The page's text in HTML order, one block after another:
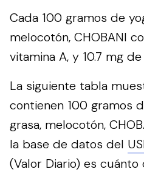
Cada 100 gramos de
melocotón, CHOBANI
vitamina A, y 10.7 mg
La siguiente tabla
contienen 100 gramos
grasa, melocotón,
la base de datos del
(Valor Diario) es